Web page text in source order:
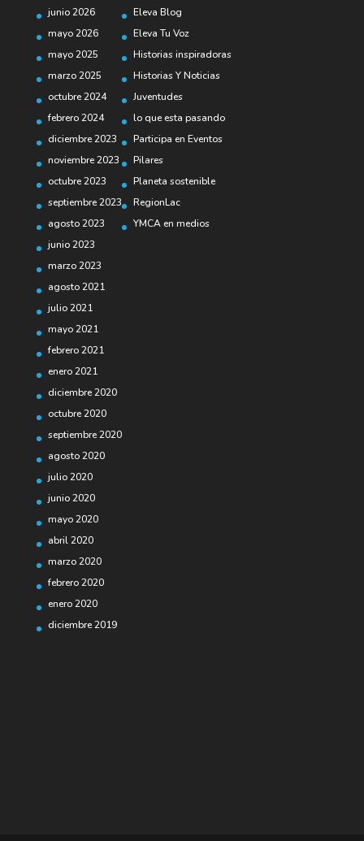
junio 2026
mayo 2026
mayo 2025
marzo 2025
octubre 2024
febrero 2024
diciembre 2023
noviembre 2023
octubre 2023
septiembre 2023
agosto 2023
junio 2023
marzo 2023
agosto 2021
julio 2021
mayo 2021
febrero 2021
enero 2021
diciembre 2020
octubre 2020
septiembre 2020
agosto 2020
julio 2020
junio 2020
mayo 2020
abril 2020
marzo 2020
febrero 2020
enero 2020
diciembre 2019
Eleva Blog
Eleva Tu Voz
Historias inspiradoras
Historias Y Noticias
Juventudes
lo que esta pasando
Participa en Eventos
Pilares
Planeta sostenible
RegionLac
YMCA en medios